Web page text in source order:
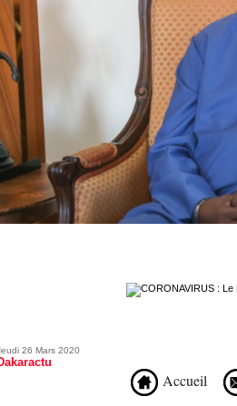
26 Mars 2020
Accueil